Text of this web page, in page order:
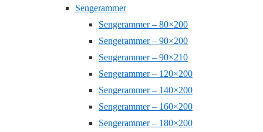
Sengerammer
Sengerammer – 80×200
Sengerammer – 90×200
Sengerammer – 90×210
Sengerammer – 120×200
Sengerammer – 140×200
Sengerammer – 160×200
Sengerammer – 180×200